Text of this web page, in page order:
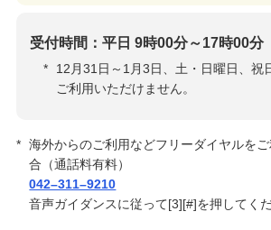
受付時間：平日 9時00分～17時00分
*
12月31日～1月3日、土・日曜日、祝
ご利用いただけません。
* 海外からのご利用などフリーダイヤルを
合（通話料有料）
042–311–9210
音声ガイダンスに従って[3][#]を押してくだ